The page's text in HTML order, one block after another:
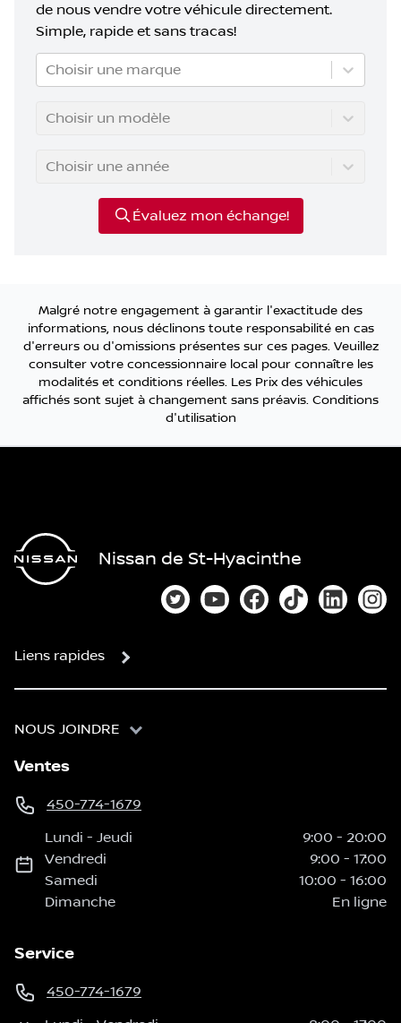
de nous vendre votre véhicule directement.
Simple, rapide et sans tracas!
Choisir une marque
Choisir un modèle
Choisir une année
Évaluez mon échange!
Malgré notre engagement à garantir l'exactitude des
informations, nous déclinons toute responsabilité en cas
d'erreurs ou d'omissions présentes sur ces pages. Veuillez
consulter votre concessionnaire local pour connaître les
modalités et conditions réelles. Les Prix des véhicules
affichés sont sujet à changement sans préavis. Conditions
d'utilisation
Nissan de St-Hyacinthe
Lien vers notre compte Twitter
Lien vers notre chaîne
Lien vers notre page
Lien vers notre
Lien vers
Liens rapides
NOUS JOINDRE
Ventes
450-774-1679
Lundi -Jeudi 9:00 - 20:00
Vendredi
9:00 - 17:00
Samedi
10:00 - 16:00
Dimanche
En ligne
Service
450-774-1679